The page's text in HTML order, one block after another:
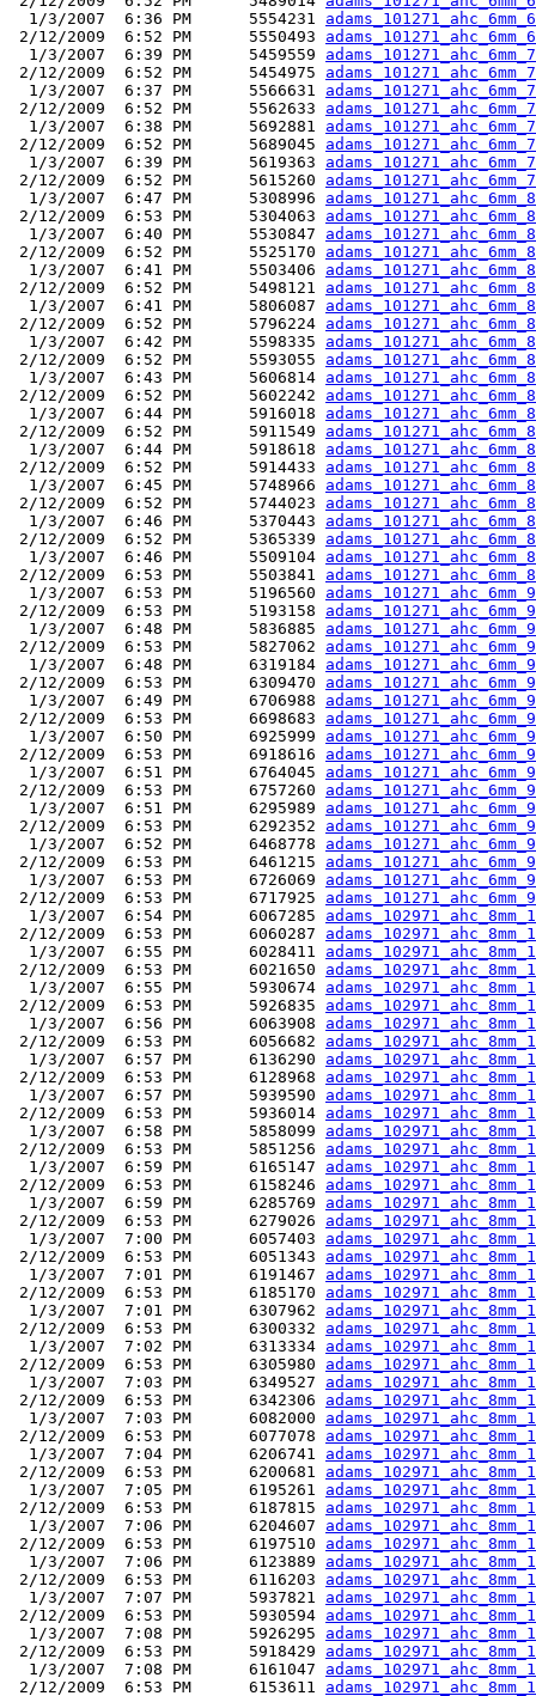
  1/3/2007  6:36 PM      5554231
2/12/2009  6:52 PM      5550493
  1/3/2007  6:39 PM      5459559
2/12/2009  6:52 PM      5454975
  1/3/2007  6:37 PM      5566631
2/12/2009  6:52 PM      5562633
  1/3/2007  6:38 PM      5692881
2/12/2009  6:52 PM      5689045
  1/3/2007  6:39 PM      5619363
2/12/2009  6:52 PM      5615260
  1/3/2007  6:47 PM      5308996
2/12/2009  6:53 PM      5304063
  1/3/2007  6:40 PM      5530847
2/12/2009  6:52 PM      5525170
  1/3/2007  6:41 PM      5503406
2/12/2009  6:52 PM      5498121
  1/3/2007  6:41 PM      5806087
2/12/2009  6:52 PM      5796224
  1/3/2007  6:42 PM      5598335
2/12/2009  6:52 PM      5593055
  1/3/2007  6:43 PM      5606814
2/12/2009  6:52 PM      5602242
  1/3/2007  6:44 PM      5916018
2/12/2009  6:52 PM      5911549
  1/3/2007  6:44 PM      5918618
2/12/2009  6:52 PM      5914433
  1/3/2007  6:45 PM      5748966
2/12/2009  6:52 PM      5744023
  1/3/2007  6:46 PM      5370443
2/12/2009  6:52 PM      5365339
  1/3/2007  6:46 PM      5509104
2/12/2009  6:53 PM      5503841
  1/3/2007  6:53 PM      5196560
2/12/2009  6:53 PM      5193158
  1/3/2007  6:48 PM      5836885
2/12/2009  6:53 PM      5827062
  1/3/2007  6:48 PM      6319184
2/12/2009  6:53 PM      6309470
  1/3/2007  6:49 PM      6706988
2/12/2009  6:53 PM      6698683
  1/3/2007  6:50 PM      6925999
2/12/2009  6:53 PM      6918616
  1/3/2007  6:51 PM      6764045
2/12/2009  6:53 PM      6757260
  1/3/2007  6:51 PM      6295989
2/12/2009  6:53 PM      6292352
  1/3/2007  6:52 PM      6468778
2/12/2009  6:53 PM      6461215
  1/3/2007  6:53 PM      6726069
2/12/2009  6:53 PM      6717925
  1/3/2007  6:54 PM      6067285
2/12/2009  6:53 PM      6060287
  1/3/2007  6:55 PM      6028411
2/12/2009  6:53 PM      6021650
  1/3/2007  6:55 PM      5930674
2/12/2009  6:53 PM      5926835
  1/3/2007  6:56 PM      6063908
2/12/2009  6:53 PM      6056682
  1/3/2007  6:57 PM      6136290
2/12/2009  6:53 PM      6128968
  1/3/2007  6:57 PM      5939590
2/12/2009  6:53 PM      5936014
  1/3/2007  6:58 PM      5858099
2/12/2009  6:53 PM      5851256
  1/3/2007  6:59 PM      6165147
2/12/2009  6:53 PM      6158246
  1/3/2007  6:59 PM      6285769
2/12/2009  6:53 PM      6279026
  1/3/2007  7:00 PM      6057403
2/12/2009  6:53 PM      6051343
  1/3/2007  7:01 PM      6191467
2/12/2009  6:53 PM      6185170
  1/3/2007  7:01 PM      6307962
2/12/2009  6:53 PM      6300332
  1/3/2007  7:02 PM      6313334
2/12/2009  6:53 PM      6305980
  1/3/2007  7:03 PM      6349527
2/12/2009  6:53 PM      6342306
  1/3/2007  7:03 PM      6082000
2/12/2009  6:53 PM      6077078
  1/3/2007  7:04 PM      6206741
2/12/2009  6:53 PM      6200681
  1/3/2007  7:05 PM      6195261
2/12/2009  6:53 PM      6187815
  1/3/2007  7:06 PM      6204607
2/12/2009  6:53 PM      6197510
  1/3/2007  7:06 PM      6123889
2/12/2009  6:53 PM      6116203
  1/3/2007  7:07 PM      5937821
2/12/2009  6:53 PM      5930594
  1/3/2007  7:08 PM      5926295
2/12/2009  6:53 PM      5918429
  1/3/2007  7:08 PM      6161047
2/12/2009  6:53 PM      6153611